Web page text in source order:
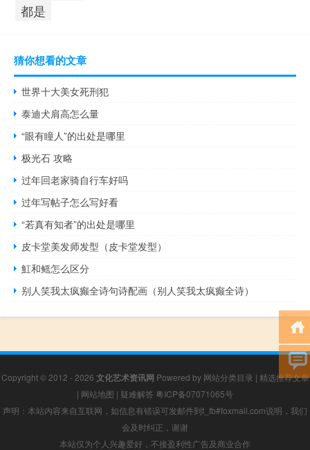
都是
猜你想看的文章
世界十大美女死刑犯
泰迪犬肩高怎么量
“眼有瞳人”的出处是哪里
极光石 攻略
过年回老家骑自行车好吗
过年写帖子怎么写好看
“若真有知者”的出处是哪里
皮卡堂美发师发型（皮卡堂发型）
魟和鳐怎么区分
别人笑我太疯癫全诗句诗配画（别人笑我太疯癫全诗）
Copyright © 2012 - 2026 文化艺术资讯网 Powered by 网站分类目录 | 精选推荐文章
| 网站地图 | 疑难解答 粤ICP备07071065号
声明：本站内容来自互联网，如信息有错误可发邮件到f_fb#foxmail.com说明，我们
会及时纠正，谢谢
本站仅为个人兴趣爱好，不接盈利性广告及商业合作